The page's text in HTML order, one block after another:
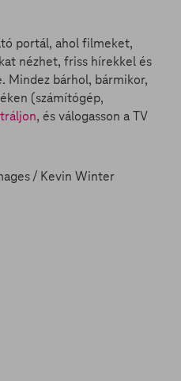
portál, ahol filmeket,
nézhet, friss hírekkel és
Mindez bárhol, bármikor,
(számítógép,
, és válogasson a TV
/ Kevin Winter